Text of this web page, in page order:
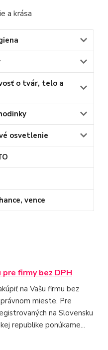
a krása
o tvár, telo a
osvetlenie
vence
firmy bez DPH
na Vašu firmu bez
mieste. Pre
na Slovensku
republike ponúkame...